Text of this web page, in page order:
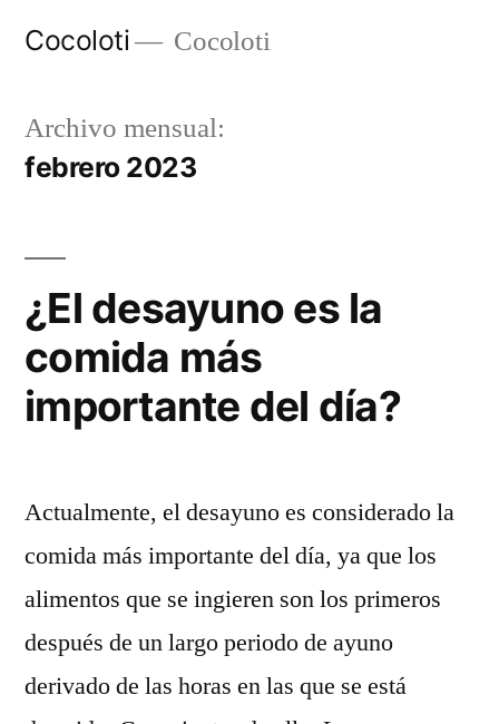
Cocoloti Cocoloti
Archivo mensual:
febrero 2023
¿El desayuno es la
comida más
importante del día?
Actualmente, el desayuno es considerado la
comida más importante del día, ya que los
alimentos que se ingieren son los primeros
después de un largo periodo de ayuno
derivado de las horas en las que se está